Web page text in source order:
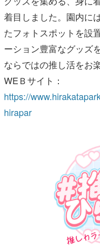
着目しました。園内に
たフォトスポットを設
ーション豊富なグッズ
ならではの推し活をお
WEＢサイト：
https://
hirapar